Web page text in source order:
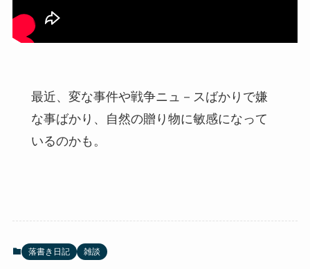
最近、変な事件や戦争ニュ－スばかりで嫌
な事ばかり、自然の贈り物に敏感になって
いるのかも。
落書き日記 雑談